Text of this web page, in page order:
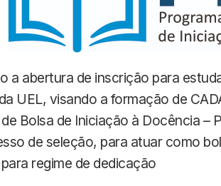
a abertura de inscrição para
UEL, visando a formação de
Bolsa de Iniciação à Docência –
de seleção, para atuar como
regime de dedicação